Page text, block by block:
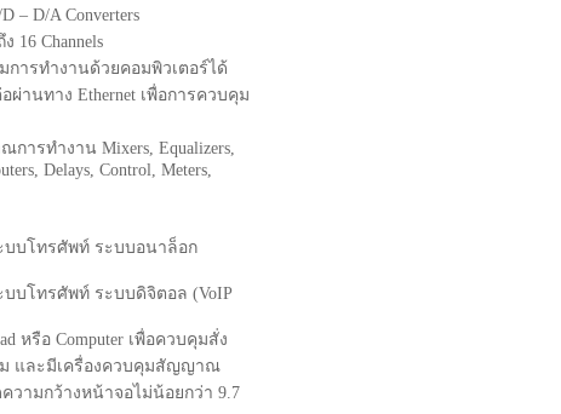
D – D/A Converters
ง 16 Channels
มการทำงานด้วยคอมพิวเตอร์ได้
ผ่านทาง Ethernet เพื่อการควบคุม
การทำงาน Mixers, Equalizers,
Delays, Control, Meters,
บบโทรศัพท์ ระบบอนาล็อก
บบโทรศัพท์ ระบบดิจิตอล (VoIP
หรือ Computer เพื่อควบคุมสั่ง
ม และมีเครื่องควบคุมสัญญาณ
วามกว้างหน้าจอไม่น้อยกว่า 9.7